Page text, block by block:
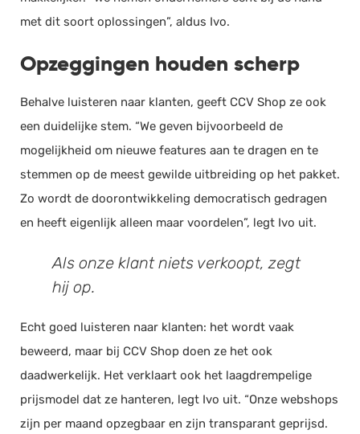
met dit soort oplossingen”, aldus Ivo.
Opzeggingen houden scherp
Behalve luisteren naar klanten, geeft CCV Shop ze ook
een duidelijke stem. “We geven bijvoorbeeld de
mogelijkheid om nieuwe features aan te dragen en te
stemmen op de meest gewilde uitbreiding op het pakket.
Zo wordt de doorontwikkeling democratisch gedragen
en heeft eigenlijk alleen maar voordelen”, legt Ivo uit.
Als onze klant niets verkoopt, zegt
hij op.
Echt goed luisteren naar klanten: het wordt vaak
beweerd, maar bij CCV Shop doen ze het ook
daadwerkelijk. Het verklaart ook het laagdrempelige
prijsmodel dat ze hanteren, legt Ivo uit. “Onze webshops
zijn per maand opzegbaar en zijn transparant geprijsd.